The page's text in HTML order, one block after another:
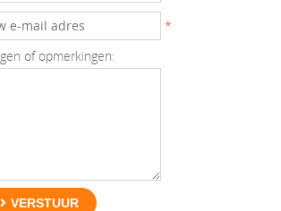
*
of opmerkingen:
VERSTUUR